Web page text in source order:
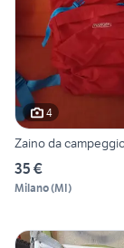
4
Zaino da
35 €
Milano(MI)